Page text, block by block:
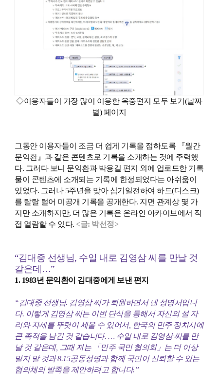
◇이용자들이 가장 많이 이용한 옥중편지 모두 보기(날짜
별) 페이지
그동안 이용자들이 조금 더 쉽게 기록을 접하도록 『월간
문익환』과 같은 콘텐츠로 기록을 소개하는 것에 주력했
다. 그러다 보니 문익환과 박용길 편지 외에 업로드한 기록
물이 콘텐츠에 소개되는 기록에 한정되었다는 아쉬움이
있었다. 그러나 5주년을 맞아 심기일전하여 하드(디스크)
를 탈탈 털어 미공개 기록을 공개한다. 지면 관계상 몇 가
지만 소개하지만, 더 많은 기록은 온라인 아카이브에서 직
접 열람할 수 있다. <글: 박선정>
“김대중 선생님, 수일 내로 김영삼 씨를 만날 것
같은데…”
1. 1983년 문익환이 김대중에게 보낸 편지
“김대중 선생님. 김영삼 씨가 퇴원하면서 낸 성명서입니
다. 이렇게 김영삼 씨는 이번 단식을 통해서 자신의 설 자
리와 자세를 뚜렷이 세울 수 있어서, 한국의 민주 정치사에
큰 족적을 남긴 것 같습니다. … 수일 내로 김영삼 씨를 만
날 것 같은데, 그때 저는 「민주 국민 협의회」는 더 이상
밀지 말 것과 8.15공동성명과 함께 국민이 신뢰할 수 있는
협의체의 발족을 제안하려고 합니다.”